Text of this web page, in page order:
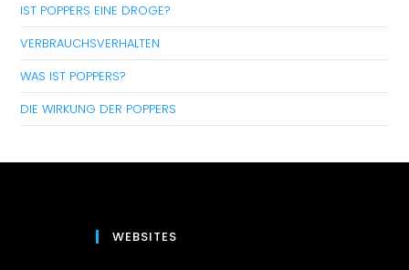
IST POPPERS EINE DROGE?
VERBRAUCHSVERHALTEN
WAS IST POPPERS?
DIE WIRKUNG DER POPPERS
WEBSITES